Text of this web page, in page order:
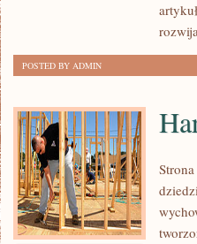
POSTED BY ADMIN